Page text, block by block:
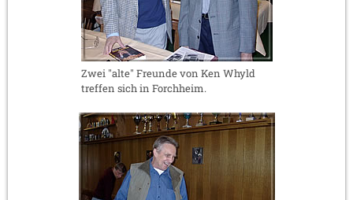
Zwei "alte" Freunde von Ken Whyld
treffen sich in Forchheim.